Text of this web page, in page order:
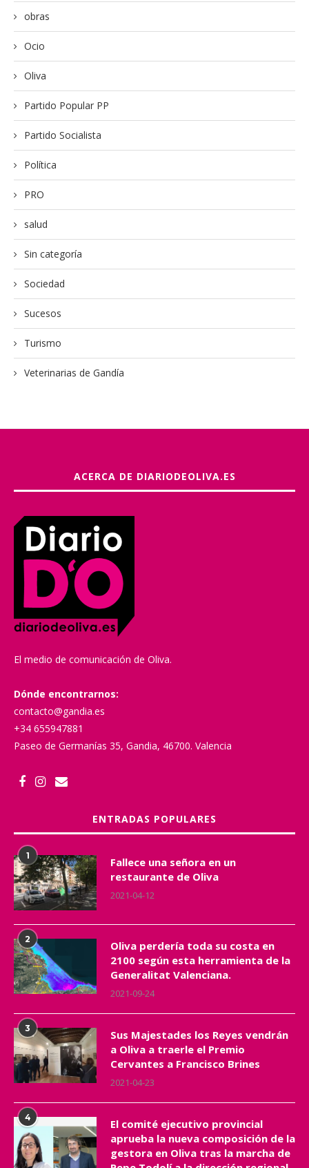
obras
Ocio
Oliva
Partido Popular PP
Partido Socialista
Política
PRO
salud
Sin categoría
Sociedad
Sucesos
Turismo
Veterinarias de Gandía
ACERCA DE DIARIODEOLIVA.ES
El medio de comunicación de Oliva.
Dónde encontrarnos:
contacto@gandia.es
+34 655947881
Paseo de Germanías 35, Gandia, 46700. Valencia
ENTRADAS POPULARES
1
Fallece una señora en un
restaurante de Oliva
2021-04-12
2
Oliva perdería toda su costa en
2100 según esta herramienta de la
Generalitat Valenciana.
2021-09-24
3
Sus Majestades los Reyes vendrán
a Oliva a traerle el Premio
Cervantes a Francisco Brines
2021-04-23
4
El comité ejecutivo provincial
aprueba la nueva composición de la
gestora en Oliva tras la marcha de